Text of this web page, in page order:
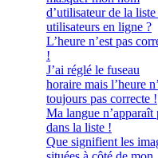
d’utilisateur de la liste
utilisateurs en ligne ?
L’heure n’est pas
!
J’ai réglé le fuseau
horaire mais l’heure
toujours pas correcte !
Ma langue n’apparaît
dans la liste !
Que signifient les